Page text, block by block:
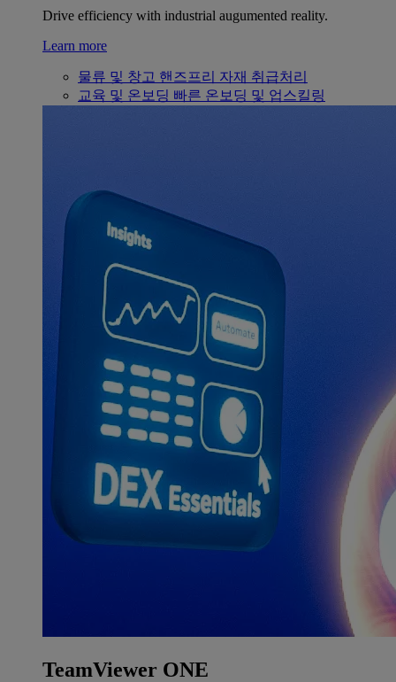
Drive efficiency with industrial augumented reality.
Learn more
물류 및 창고 핸즈프리 자재 취급처리
교육 및 온보딩 빠른 온보딩 및 업스킬링
TeamViewer ONE